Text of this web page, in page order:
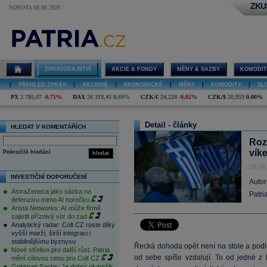
SOBOTA 08.08.2026
ZPRAVODAJSTVÍ AKCIE & FONDY MĚNY & SAZBY
PŘEHLED ZPRÁV AKCIOVÉ EKONOMICKÉ MĚNY KOMODITY
PX 2 785,07 -0,71% DAX 26 319,45 0,69% CZK/€ 24,224 -0,02% CZK/$ 20,959 0,00%
HLEDAT V KOMENTÁŘÍCH
hledat
Pokročilé hledání
INVESTIČNÍ DOPORUČENÍ
AstraZeneca jako sázka na
defenzivu mimo AI horečku
Arista Networks: AI může firmě
zajistit příznivý vítr do zad
Analytický radar: Colt CZ roste díky
vyšší marži, širší integraci i
stabilnějšímu byznysu
Nové střelivo pro další růst. Patria
mění cílovou cenu pro Colt CZ
Detail - články
Řecká dohoda opět není na stole a
od sebe spíše vzdalují. To od jedné z